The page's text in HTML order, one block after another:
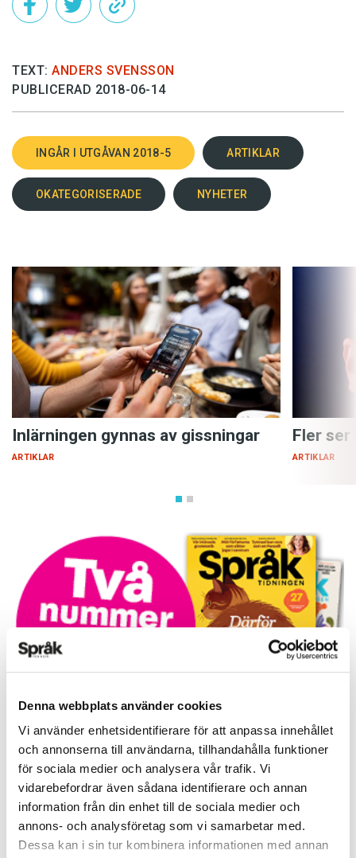
Denna webbplats använder cookies
Vi använder enhetsidentifierare för att anpassa innehållet
och annonserna till användarna, tillhandahålla funktioner
för sociala medier och analysera vår trafik. Vi
vidarebefordrar även sådana identifierare och annan
information från din enhet till de sociala medier och
annons- och analysföretag som vi samarbetar med.
Dessa kan i sin tur kombinera informationen med annan
TEXT: ANDERS SVENSSON
PUBLICERAD 2018-06-14
INGÅR I UTGÅVAN 2018-5 ARTIKLAR
OKATEGORISERADE NYHETER
Inlärningen gynnas av gissningar
ARTIKLAR
Fler
ARTIKLAR
Prova på!
Tidningen i brevlådan plus tillgång till webben och digital
läsning med vår app
TVÅ NUMMER FÖR 129 KR!